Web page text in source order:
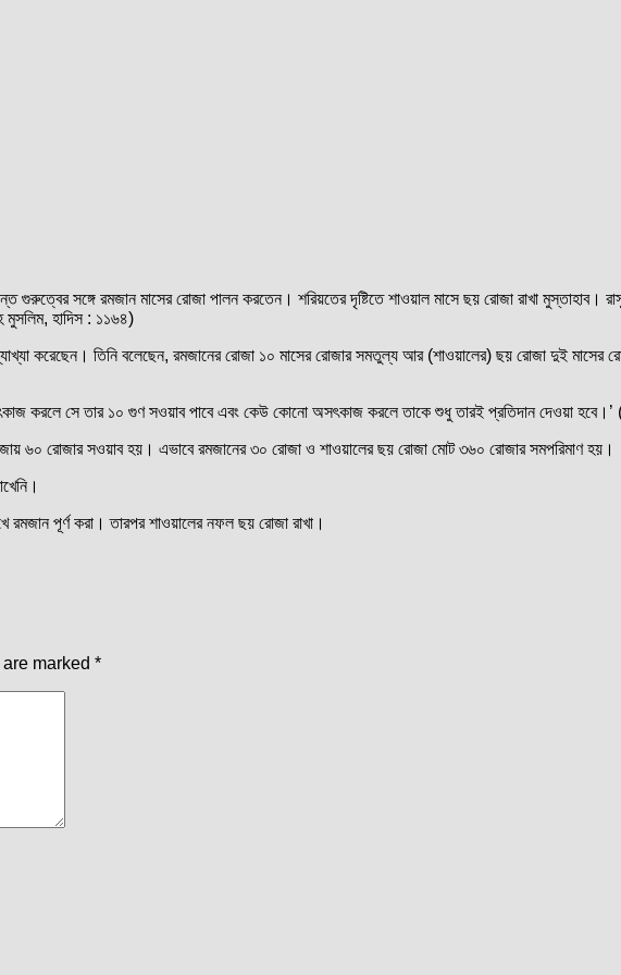
সঙ্গে রমজান মাসের রোজা পালন করতেন। শরিয়তের দৃষ্টিতে শাওয়াল মাসে ছয় রোজা রাখা মুস্তাহাব।
মুসলিম, হাদিস : ১১৬৪)
করেছেন। তিনি বলেছেন, রমজানের রোজা ১০ মাসের রোজার সমতুল্য আর (শাওয়ালের) ছয় রোজা দুই
করলে সে তার ১০ গুণ সওয়াব পাবে এবং কেউ কোনো অসৎকাজ করলে তাকে শুধু তারই প্রতিদান দেওয়া
৬০ রোজার সওয়াব হয়। এভাবে রমজানের ৩০ রোজা ও শাওয়ালের ছয় রোজা মোট ৩৬০ রোজার সমপরিমাণ হয়।
পূর্ণ করা। তারপর শাওয়ালের নফল ছয় রোজা রাখা।
marked *